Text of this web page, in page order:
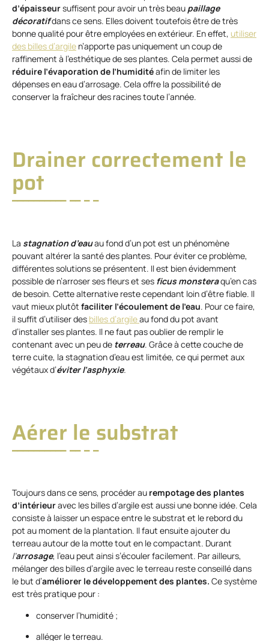
d’épaisseursuffisent pour avoir un très beau paillage
décoratifdans ce sens. Elles doivent toutefois être de très
bonne qualité pour être employées en extérieur. En effet, utiliser
des billes d’argile n’apporte pas uniquement un coup de
raffinement à l’esthétique de ses plantes. Cela permet aussi de
réduire l’évaporation de l’humiditéafin de limiter les
dépenses en eau d’arrosage. Cela offre la possibilité de
conserver la fraîcheur des racines toute l’année.
Drainer correctement le
pot
La stagnation d’eauau fond d’un pot est un phénomène
pouvant altérer la santé des plantes. Pour éviter ce problème,
différentes solutions se présentent. Il est bien évidemment
possible de n’arroser ses fleurs et ses ficus monsteraqu’en cas
de besoin. Cette alternative reste cependant loin d’être fiable. Il
vaut mieux plutôt faciliter l’écoulement de l’eau. Pour ce faire,
il suffit d’utiliser des billes d’argileau fond du pot avant
d’installer ses plantes. Il ne faut pas oublier de remplir le
contenant avec un peu de terreau. Grâce à cette couche de
terre cuite, la stagnation d’eau est limitée, ce qui permet aux
végétaux d’éviter l’asphyxie.
Aérer le substrat
Toujours dans ce sens, procéder au rempotage des plantes
d’intérieuravec les billes d’argile est aussi une bonne idée. Cela
consiste à laisser un espace entre le substrat et le rebord du
pot au moment de la plantation. Il faut ensuite ajouter du
terreau autour de la motte tout en le compactant. Durant
l’arrosage, l’eau peut ainsi s’écouler facilement. Par ailleurs,
mélanger des billes d’argile avec le terreau reste conseillé dans
le but d’améliorer le développement des plantes. Ce système
est très pratique pour :
conserver l’humidité ;
alléger le terreau.